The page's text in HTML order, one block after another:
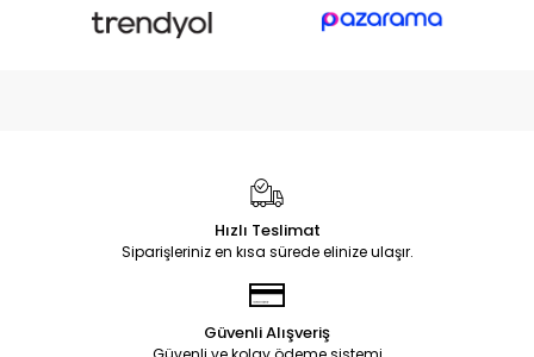
Hızlı Teslimat
Siparişleriniz en kısa sürede elinize ulaşır.
Güvenli Alışveriş